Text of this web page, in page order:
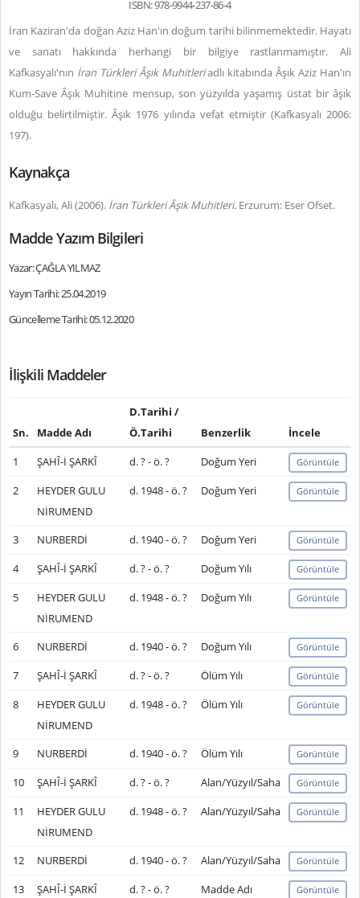
ISBN: 978-9944-237-86-4
İran Kaziran'da doğan Aziz Han'ın doğum tarihi bilinmemektedir. Hayatı
ve sanatı hakkında herhangi bir bilgiye rastlanmamıştır. Ali
Kafkasyalı'nın İran Türkleri Âşık Muhitleriadlı kitabında Âşık Aziz Han'ın
Kum-Save Âşık Muhitine mensup, son yüzyılda yaşamış üstat bir âşık
olduğu belirtilmiştir. Âşık 1976 yılında vefat etmiştir (Kafkasyalı 2006:
197).
Kaynakça
Kafkasyalı, Ali (2006). İran Türkleri Âşık Muhitleri. Erzurum: Eser Ofset.
Madde Yazım Bilgileri
Yazar: ÇAĞLA YILMAZ
Yayın Tarihi: 25.04.2019
Güncelleme Tarihi: 05.12.2020
İlişkili Maddeler
Sn. Madde Adı
D.Tarihi /
Ö.Tarihi
Benzerlik
İncele
1
ŞAHÎ-İ ŞARKÎ d. ? - ö. ? Doğum Yeri Görüntüle
2
HEYDER GULU
NİRUMEND
d. 1948 - ö. ? Doğum Yeri Görüntüle
3 NURBERDİ d. 1940 - ö. ? Doğum Yeri Görüntüle
4 ŞAHÎ-İ ŞARKÎ d. ? - ö. ? Doğum Yılı Görüntüle
5
HEYDER GULU
NİRUMEND
d. 1948 - ö. ? Doğum Yılı Görüntüle
6 NURBERDİ d. 1940 - ö. ? Doğum Yılı Görüntüle
7 ŞAHÎ-İ ŞARKÎ d. ? - ö. ? Ölüm Yılı Görüntüle
8
HEYDER GULU
NİRUMEND
d. 1948 - ö. ? Ölüm Yılı Görüntüle
9 NURBERDİ d. 1940 - ö. ? Ölüm Yılı Görüntüle
10 ŞAHÎ-İ ŞARKÎ d. ? - ö. ? Alan/Yüzyıl/Saha Görüntüle
11
HEYDER GULU
NİRUMEND
d. 1948 - ö. ? Alan/Yüzyıl/Saha Görüntüle
12 NURBERDİ d. 1940 - ö. ? Alan/Yüzyıl/Saha Görüntüle
13 ŞAHÎ-İ ŞARKÎ d. ? - ö. ? Madde Adı Görüntüle